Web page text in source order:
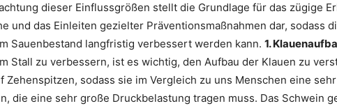
dieser Einflussgrößen stellt die Grundlage für das zügige
und das Einleiten gezielter Präventionsmaßnahmen dar, sodass
Sauenbestand langfristig verbessert werden kann. 1.
Stall zu verbessern, ist es wichtig, den Aufbau der Klauen zu
Zehenspitzen, sodass sie im Vergleich zu uns Menschen eine
die eine sehr große Druckbelastung tragen muss. Das Schwein